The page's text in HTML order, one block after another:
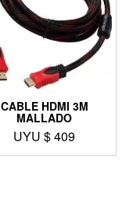
CABLE HDMI 3M
MALLADO
UYU $409